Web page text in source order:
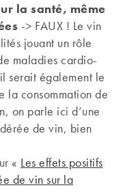
la santé, même
-> FAUX ! Le vin
jouant un rôle
maladies cardio-
serait également le
la consommation de
on parle ici d’une
de vin, bien
« Les effets positifs
de vin sur la